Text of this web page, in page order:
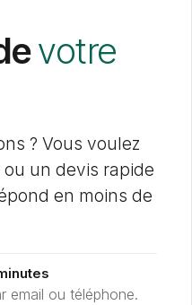
votre
? Vous voulez
un devis rapide
en moins de
email ou téléphone.